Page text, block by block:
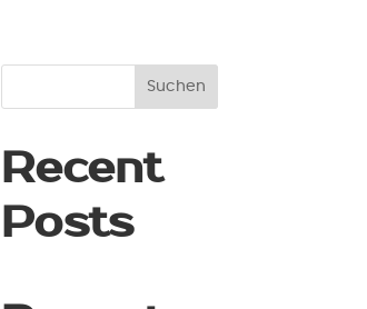
Suchen
Recent
Posts